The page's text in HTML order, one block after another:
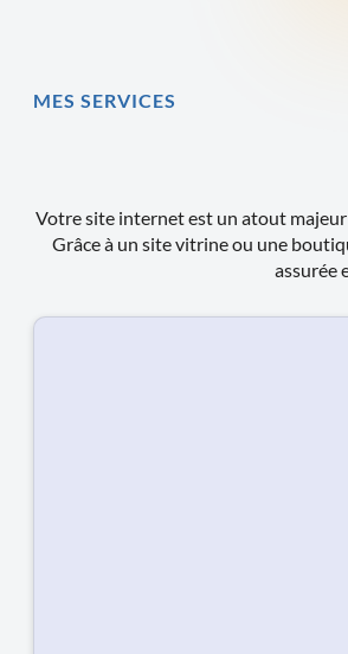
MES SERVICES
Votre site internet est un atout
Grâce à un site vitrine ou une
assurée